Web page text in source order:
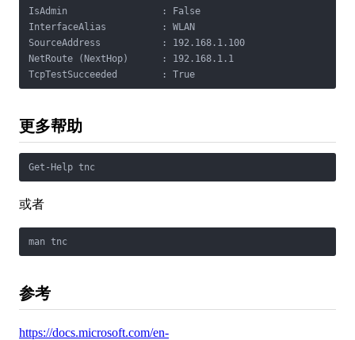
IsAdmin                 : False
InterfaceAlias          : WLAN
SourceAddress           : 192.168.1.100
NetRoute (NextHop)      : 192.168.1.1
TcpTestSucceeded        : True
更多帮助
Get-Help tnc
或者
man tnc
参考
https://docs.microsoft.com/en-